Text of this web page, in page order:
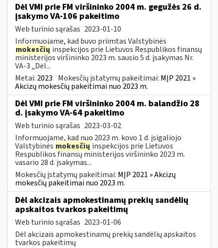
Dėl VMI prie FM viršininko 2004 m. gegužės 26 d.
įsakymo VA-106 pakeitimo
Web turinio sąrašas 2023-01-10
Informuojame, kad buvo priimtas Valstybinės
mokesčių inspekcijos prie Lietuvos Respublikos finansų
ministerijos viršininko 2023 m. sausio 5 d. įsakymas Nr.
VA-3 „Dėl...
Metai: 2023 Mokesčių įstatymų pakeitimai: MĮP 2021 »
Akcizų mokesčių pakeitimai nuo 2023 m.
Dėl VMI prie FM viršininko 2004 m. balandžio 28
d. įsakymo VA-64 pakeitimo
Web turinio sąrašas 2023-03-02
Informuojame, kad nuo 2023 m. kovo 1 d. įsigaliojo
Valstybinės mokesčių inspekcijos prie Lietuvos
Respublikos finansų ministerijos viršininko 2023 m.
vasario 28 d. įsakymas...
Mokesčių įstatymų pakeitimai: MĮP 2021 » Akcizų
mokesčių pakeitimai nuo 2023 m.
Dėl akcizais apmokestinamų prekių sandėlių
apskaitos tvarkos pakeitimų
Web turinio sąrašas 2023-01-06
Dėl akcizais apmokestinamų prekių sandėlių apskaitos
tvarkos pakeitimų